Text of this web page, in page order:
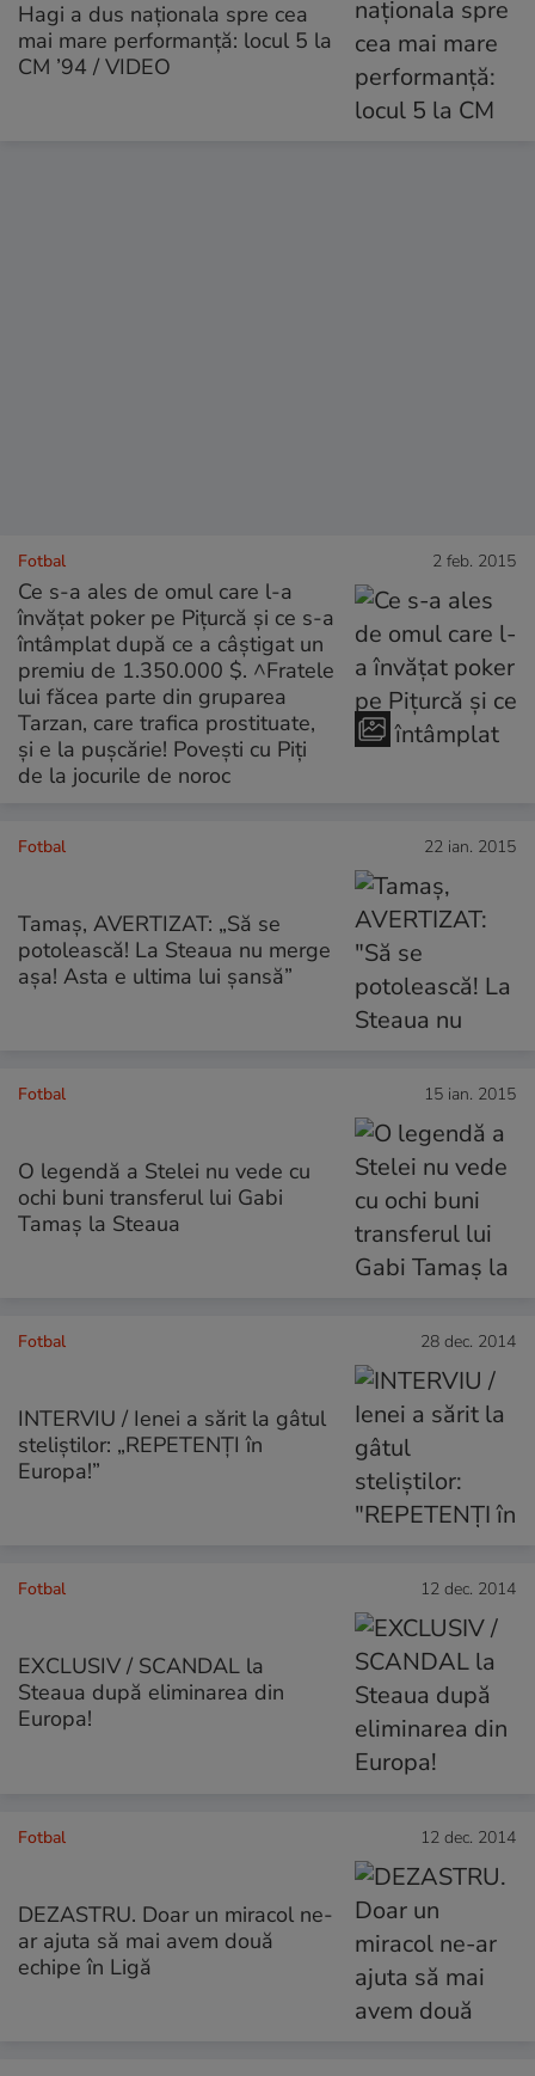
Hagi a dus naţionala spre cea
mai mare performanţă: locul 5 la
CM ’94 / VIDEO
Fotbal 2 feb. 2015
Ce s-a ales de omul care l-a
învățat poker pe Pițurcă și ce s-a
întâmplat după ce a câștigat un
premiu de 1.350.000 $. ^Fratele
lui făcea parte din gruparea
Tarzan, care trafica prostituate,
și e la pușcărie! Povești cu Piți
de la jocurile de noroc
Fotbal 22 ian. 2015
Tamaş, AVERTIZAT: „Să se
potolească! La Steaua nu merge
aşa! Asta e ultima lui şansă”
Fotbal 15 ian. 2015
O legendă a Stelei nu vede cu
ochi buni transferul lui Gabi
Tamaș la Steaua
Fotbal 28 dec. 2014
INTERVIU / Ienei a sărit la gâtul
steliştilor: „REPETENŢI în
Europa!”
Fotbal 12 dec. 2014
EXCLUSIV / SCANDAL la
Steaua după eliminarea din
Europa!
Fotbal 12 dec. 2014
DEZASTRU. Doar un miracol ne-
ar ajuta să mai avem două
echipe în Ligă